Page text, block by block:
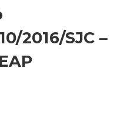
2016/SJC –